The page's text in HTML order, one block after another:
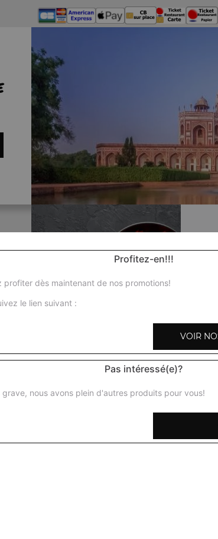
Gambas marinées, grillées au four
aux amandes, noix de cajou, crème
Gambas curry
Gambas marinées et grillées au four
Profitez-en!!!
profiter dès maintenant de nos promotions!
le lien suivant :
VOIR
Pas intéressé(e)?
grave, nous avons plein d'autres produits pour vous!